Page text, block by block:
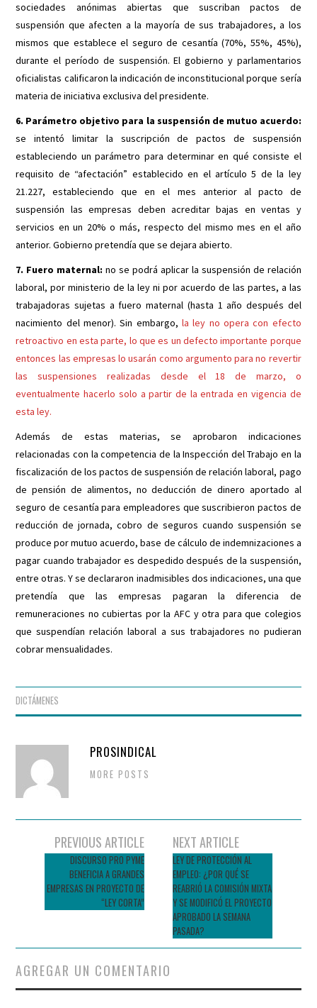
sociedades anónimas abiertas que suscriban pactos de
suspensión que afecten a la mayoría de sus trabajadores, a los
mismos que establece el seguro de cesantía (70%, 55%, 45%),
durante el período de suspensión. El gobierno y parlamentarios
oficialistas calificaron la indicación de inconstitucional porque sería
materia de iniciativa exclusiva del presidente.
6. Parámetro objetivo para la suspensión de mutuo acuerdo:
se intentó limitar la suscripción de pactos de suspensión
estableciendo un parámetro para determinar en qué consiste el
requisito de “afectación” establecido en el artículo 5 de la ley
21.227, estableciendo que en el mes anterior al pacto de
suspensión las empresas deben acreditar bajas en ventas y
servicios en un 20% o más, respecto del mismo mes en el año
anterior. Gobierno pretendía que se dejara abierto.
7. Fuero maternal: no se podrá aplicar la suspensión de relación
laboral, por ministerio de la ley ni por acuerdo de las partes, a las
trabajadoras sujetas a fuero maternal (hasta 1 año después del
nacimiento del menor). Sin embargo, la ley no opera con efecto
retroactivo en esta parte, lo que es un defecto importante porque
entonces las empresas lo usarán como argumento para no revertir
las suspensiones realizadas desde el 18 de marzo, o
eventualmente hacerlo solo a partir de la entrada en vigencia de
esta ley.
Además de estas materias, se aprobaron indicaciones
relacionadas con la competencia de la Inspección del Trabajo en la
fiscalización de los pactos de suspensión de relación laboral, pago
de pensión de alimentos, no deducción de dinero aportado al
seguro de cesantía para empleadores que suscribieron pactos de
reducción de jornada, cobro de seguros cuando suspensión se
produce por mutuo acuerdo, base de cálculo de indemnizaciones a
pagar cuando trabajador es despedido después de la suspensión,
entre otras. Y se declararon inadmisibles dos indicaciones, una que
pretendía que las empresas pagaran la diferencia de
remuneraciones no cubiertas por la AFC y otra para que colegios
que suspendían relación laboral a sus trabajadores no pudieran
cobrar mensualidades.
DICTÁMENES
PROSINDICAL
MORE POSTS
Navegador
entradas
PREVIOUS ARTICLE
DISCURSO PRO PYME
BENEFICIA A GRANDES
EMPRESAS EN PROYECTO DE
“LEY CORTA”
NEXT ARTICLE
LEY DE PROTECCIÓN AL
EMPLEO: ¿POR QUÉ SE
REABRIÓ LA COMISIÓN MIXTA
Y SE MODIFICÓ EL PROYECTO
APROBADO LA SEMANA
PASADA?
AGREGAR UN COMENTARIO